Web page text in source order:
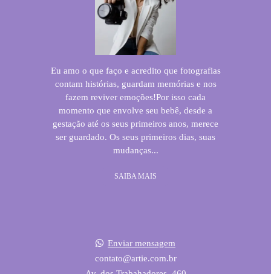
Eu amo o que faço e acredito que fotografias
contam histórias, guardam memórias e nos
fazem reviver emoções!Por isso cada
momento que envolve seu bebê, desde a
gestação até os seus primeiros anos, merece
ser guardado. Os seus primeiros dias, suas
mudanças...
SAIBA MAIS
Enviar mensagem
contato@artie.com.br